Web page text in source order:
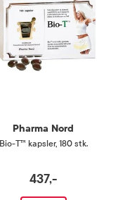
Pharma Nord
Bio-T™ kapsler, 180 stk.
437,-